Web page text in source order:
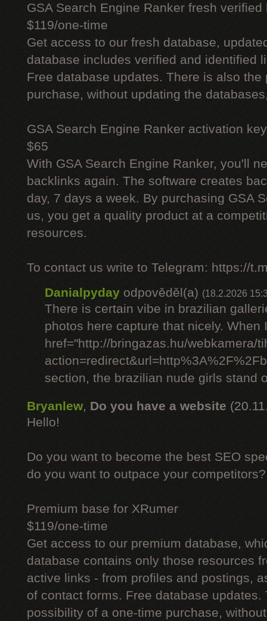
GSA Search Engine Ranker fresh verified
$119/one-time
Get access to our fresh database,
database includes verified and identified
Free database updates. There is also
purchase, without updating the
GSA Search Engine Ranker activation key
$65
With GSA Search Engine Ranker, you'll
backlinks again. The software creates
day, 7 days a week. By purchasing GSA
us, you get a quality product at a
resources.
To contact us write to Telegram: https://
Danialpyday odpověděl(a) (18.2.2026
There is certain vibe in brazilian
photos here capture that nicely. When
href="http://bringazas.hu/webkamera/
section, the brazilian nude girls stand
Bryanlew, Do you have a website
Hello!
Do you want to become the best SEO
do you want to outpace your competitors?
Premium base for XRumer
$119/one-time
Get access to our premium database,
database contains only those resources
active links - from profiles and postings,
of contact forms. Free database updates.
possibility of a one-time purchase,